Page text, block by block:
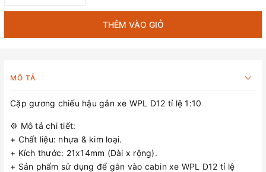
THÊM VÀO GIỎ
MÔ TẢ
Cặp gương chiếu hậu gắn xe WPL D12 tỉ lệ 1:10
⚙️ Mô tả chi tiết:
+ Chất liệu: nhựa & kim loại.
+ Kích thước: 21x14mm (Dài x rộng).
+ Sản phẩm sử dụng để gắn vào cabin xe WPL D12 tỉ lệ